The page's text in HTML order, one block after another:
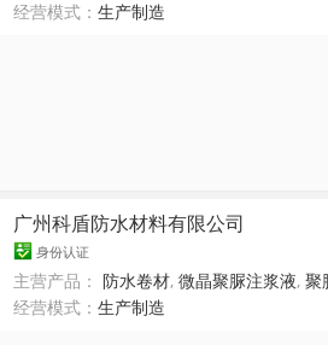
经营模式：生产制造
广州科盾防水材料有限公司
身份认证
主营产品： 防水卷材,微晶聚脲注浆液,聚
经营模式：生产制造